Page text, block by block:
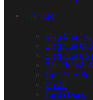
Tin Tức
Blog Cửa
Blog Cửa
Blog Cửa
Báo Chí Nói
Tin Tức – Sự
Dự Án
Tuyển Dụng